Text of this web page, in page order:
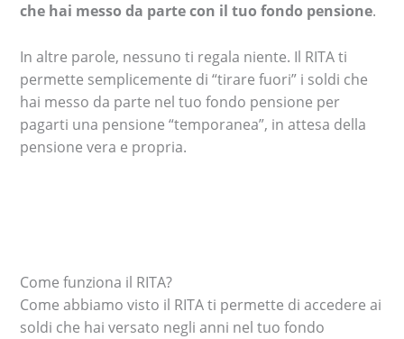
che hai messo da parte con il tuo fondo pensione.
In altre parole, nessuno ti regala niente. Il RITA ti
permette semplicemente di “tirare fuori” i soldi che
hai messo da parte nel tuo fondo pensione per
pagarti una pensione “temporanea”, in attesa della
pensione vera e propria.
Come funziona il RITA?
Come abbiamo visto il RITA ti permette di accedere ai
soldi che hai versato negli anni nel tuo fondo